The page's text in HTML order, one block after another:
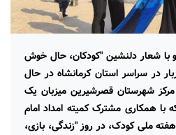
با شعار دلنشین "کودکان، حال خوش
در سراسر استان کرمانشاه در حال
شهرستان قصرشیرین میزبان یک
با همکاری مشترک کمیته امداد امام
ملی کودک، در روز "زندگی، بازی،